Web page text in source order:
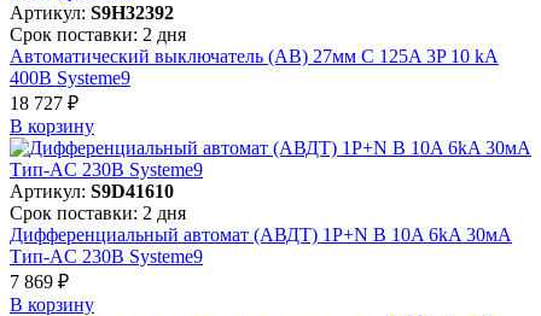
Артикул: S9H32392
Срок поставки: 2 дня
Автоматический выключатель (АВ) 27мм C 125A 3P 10 kA
400В Systeme9
18 727 ₽
В корзинy
Артикул: S9D41610
Срок поставки: 2 дня
Дифференциальный автомат (АВДТ) 1P+N B 10A 6kA 30мА
Тип-AC 230В Systeme9
7 869 ₽
В корзинy